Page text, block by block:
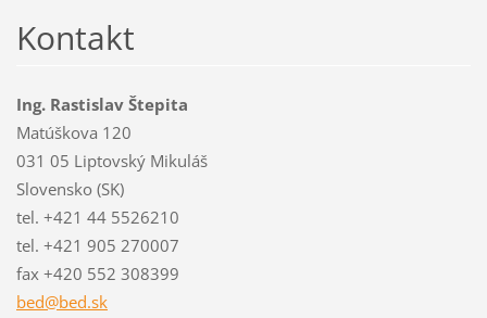
Kontakt
Ing. Rastislav Štepita
Matúškova 120
031 05 Liptovský Mikuláš
Slovensko (SK)
tel. +421 44 5526210
tel. +421 905 270007
fax +420 552 308399
bed@bed.sk